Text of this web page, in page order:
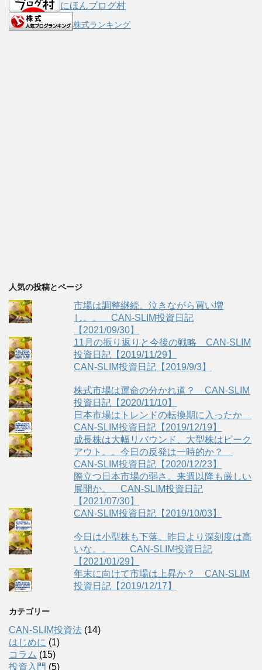
にほんブログ村
株式ランキング
人気の投稿とページ
市場は調整継続。泣きながら買い増
し。。 CAN-SLIM投資日記
【2021/09/30】
11月の振り返りと今後の戦略 CAN-SLIM
投資日記【2019/11/29】
CAN-SLIM投資日記【2019/9/3】
株式市場は運命の分かれ道？ CAN-SLIM
投資日記【2020/11/10】
日本市場はトレンドの転換期に入ったか
CAN-SLIM投資日記【2019/12/19】
成長株は大幅リバウンド、大型株はピーク
アウト。。今日の反発は一時的か？
CAN-SLIM投資日記【2020/12/23】
際立つ日本市場の弱さ。来週以降も厳しい
展開か。 CAN-SLIM投資日記
【2021/07/30】
CAN-SLIM投資日記【2019/10/03】
今日は小型株も下落。昨日より深刻度は高
いな。。 CAN-SLIM投資日記
【2021/01/29】
年末に向けて市場は上昇か？ CAN-SLIM
投資日記【2019/12/17】
カテゴリー
CAN-SLIM投資法 (14)
はじめに (1)
コラム (15)
投資入門 (5)